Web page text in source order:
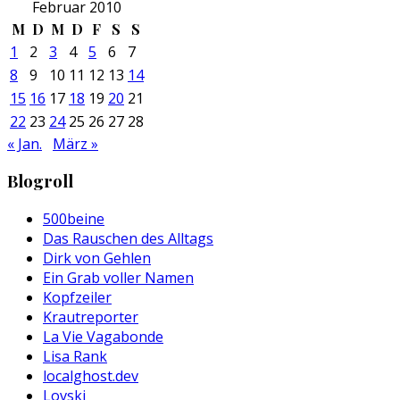
Februar 2010
M D M D F S S
1 2 3 4 5 6
7
8
9 10 11 12 13 14
15 16 17 18 19 20 21
22 23 24 25 26 27 28
« Jan.
März »
Blogroll
500beine
Das Rauschen des Alltags
Dirk von Gehlen
Ein Grab voller Namen
Kopfzeiler
Krautreporter
La Vie Vagabonde
Lisa Rank
localghost.dev
Lovski